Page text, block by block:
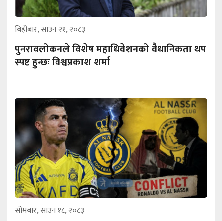
बिहीबार, साउन २१, २०८३
पुनरावलोकनले विशेष महाधिवेशनको वैधानिकता थप
स्पष्ट हुन्छः विश्वप्रकाश शर्मा
सोमबार, साउन १८, २०८३